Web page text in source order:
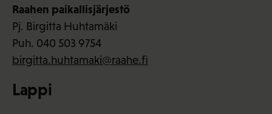
Raahen paikallisjärjestö
Pj. Birgitta Huhtamäki
Puh. 040 503 9754
birgitta.huhtamaki@raahe.fi
Lappi